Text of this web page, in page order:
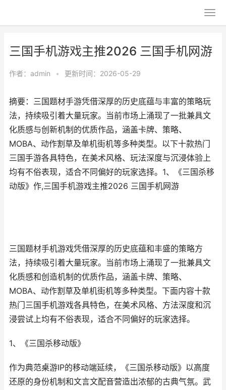
三国手机游戏主推2026 三国手机网游
作者： admin • 更新时间：2026-05-29
摘要：三国题材手游凭借深厚的历史底蕴与丰富的策略玩
法，持续吸引着大量玩家。当前市场上涌现了一批兼具文
化质感与创新机制的优质作品，涵盖卡牌、策略、
MOBA、动作割草及单机街机等多种类型。以下十款热门
三国手游各具特色，在美术风格、玩法深度与沉浸体验上
均有不俗表现，适合不同偏好的玩家选择。1、《三国杀移
动版》作,三国手机游戏主推2026 三国手机网游
三国题材手机游戏凭借深厚的历史底蕴和丰盛的策略方
法，持续吸引着大量玩家。当前市场上涌现了一批兼具文
化质感和创造机制的优质作品，涵盖卡牌、策略、
MOBA、动作割草及单机街机等多种类型。下面内容十款
热门三国手机游戏各具特色，在美术风格、方法深度和沉
浸尝试上均有不俗表现，适合不同偏好的玩家选择。
1、《三国杀移动版》
作为典范桌游IP的移动端延续，《三国杀移动版》以高度
还原的身份机制和文言文配音营造出浓郁的古典气氛。武